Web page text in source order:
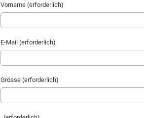
Vorname (erforderlich)
E-Mail (erforderlich)
Grösse (erforderlich)